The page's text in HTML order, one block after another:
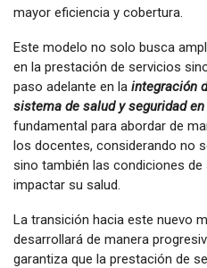
mayor eficiencia y cobertura.
Este modelo no solo busca
en la prestación de servicios
paso adelante en la integración
sistema de salud y seguridad
fundamental para abordar de
los docentes, considerando no
sino también las condiciones
impactar su salud.
La transición hacia este nuevo
desarrollará de manera
garantiza que la prestación de